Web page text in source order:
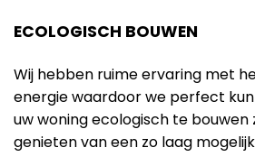
ECOLOGISCH BOUWEN
Wij hebben ruime ervaring met
energie waardoor we perfect
uw woning ecologisch te bouwen
genieten van een zo laag